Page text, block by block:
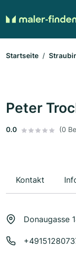
Startseite
Peter
0.0 (0
Kontakt
Donaugasse